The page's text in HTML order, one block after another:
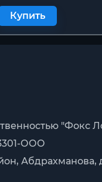
Купить
"Фокс
ООО
Абдрахманова,